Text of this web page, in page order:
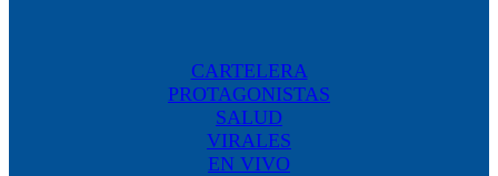
CARTELERA
PROTAGONISTAS
SALUD
VIRALES
EN VIVO